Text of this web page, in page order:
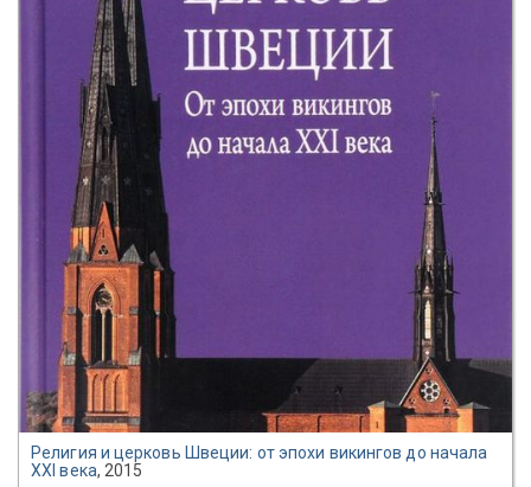
Религия и церковь Швеции: от эпохи викингов до начала
XXI века, 2015